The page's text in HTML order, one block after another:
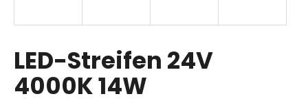
LED-Streifen 24V
4000K 14W
SUCHEN